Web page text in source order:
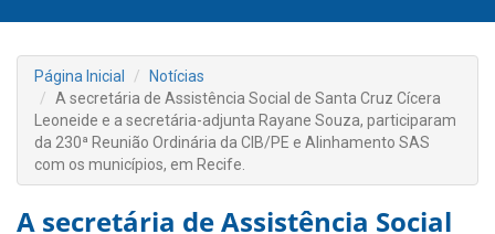
Página Inicial
Notícias
A secretária de Assistência Social de Santa Cruz Cícera
Leoneide e a secretária-adjunta Rayane Souza, participaram
da 230ª Reunião Ordinária da CIB/PE e Alinhamento SAS
com os municípios, em Recife.
A secretária de Assistência Social